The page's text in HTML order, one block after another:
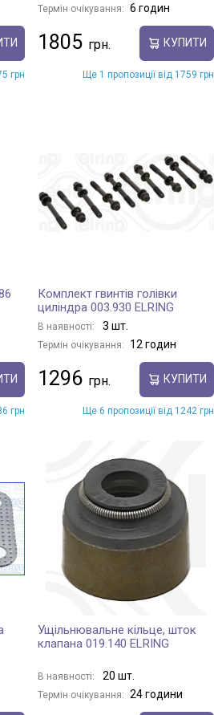
грн
Термін очікування: 6 годин
1805 КУПИТИ
Ще 1 пропозиції від 1759 грн
грн
Комплект гвинтів голівки
циліндра 003.930 ELRING
В наявності: 3 шт.
Термін очікування: 12 годин
1296 КУПИТИ
Ще 6 пропозиції від 1242 грн
Ущільнювальне кільце, шток
клапана 019.140 ELRING
В наявності: 20 шт.
Термін очікування: 24 години